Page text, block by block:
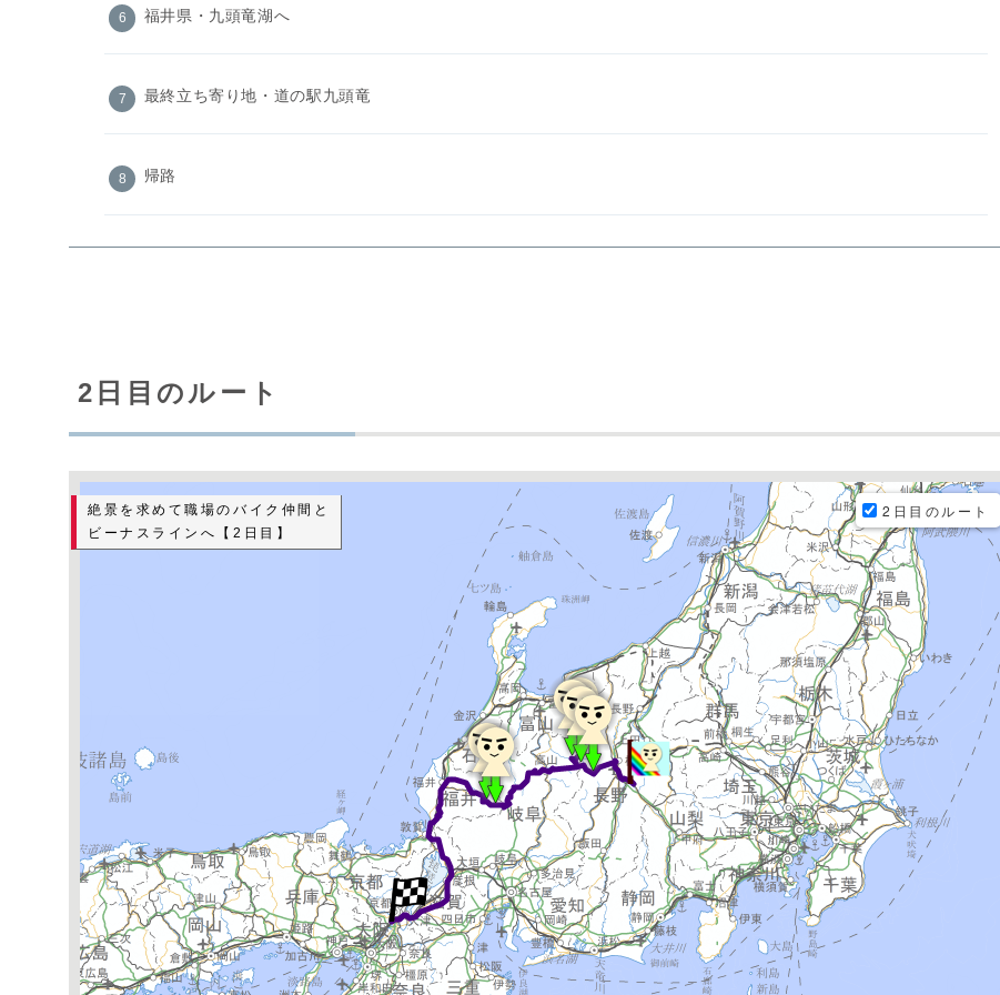
福井県・九頭竜湖へ
最終立ち寄り地・道の駅九頭竜
帰路
2日目のルート
2日目のルート
絶景を求めて職場のバイク仲間と
ビーナスラインへ【2日目】